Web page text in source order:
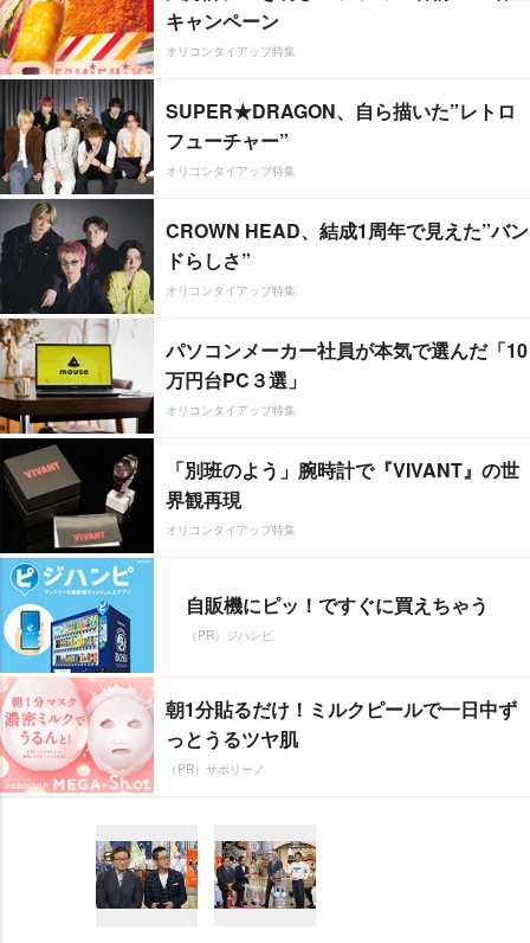
キャンペーン
オリコンタイアップ特集
SUPER★DRAGON、自ら描いた”レトロ
フューチャー”
オリコンタイアップ特集
CROWN HEAD、結成1周年で見えた”バン
ドらしさ”
オリコンタイアップ特集
パソコンメーカー社員が本気で選んだ「10
万円台PC３選」
オリコンタイアップ特集
「別班のよう」腕時計で『VIVANT』の世
界観再現
オリコンタイアップ特集
自販機にピッ！ですぐに買えちゃう
（PR）ジハンピ
朝1分貼るだけ！ミルクピールで一日中ず
っとうるツヤ肌
（PR）サボリーノ